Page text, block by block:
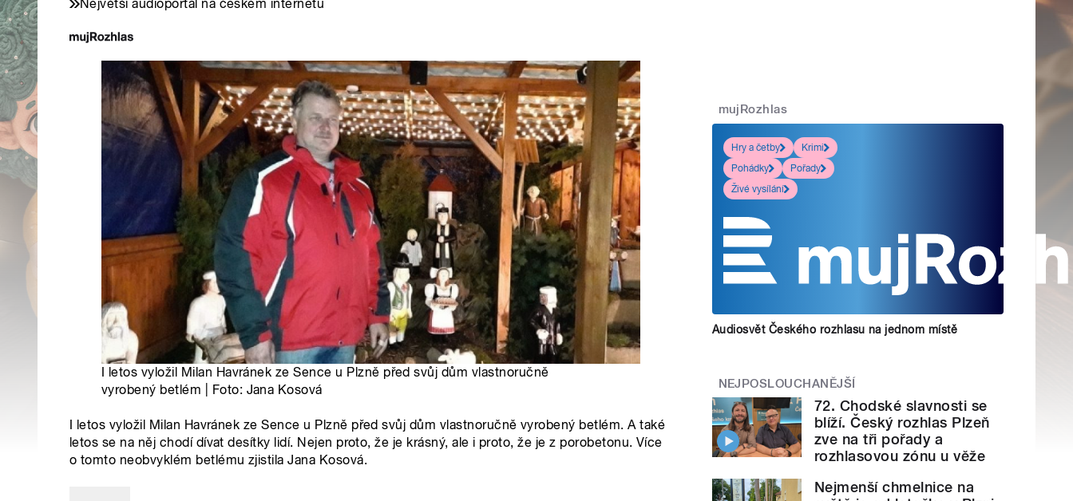
Největší audioportál na českém internetu
I letos vyložil Milan Havránek ze Sence u Plzně před svůj dům vlastnoručně
vyrobený betlém | Foto: Jana Kosová
I letos vyložil Milan Havránek ze Sence u Plzně před svůj dům vlastnoručně vyrobený betlém. A také
letos se na něj chodí dívat desítky lidí. Nejen proto, že je krásný, ale i proto, že je z porobetonu. Více
o tomto neobvyklém betlému zjistila Jana Kosová.
mujRozhlas
Hry a četby
Krimi
Pohádky
Pořady
Živé vysílání
Audiosvět Českého rozhlasu na jednom místě
NEJPOSLOUCHANĚJŠÍ
72. Chodské slavnosti se
blíží. Český rozhlas Plzeň
zve na tři pořady a
rozhlasovou zónu u věže
Nejmenší chmelnice na